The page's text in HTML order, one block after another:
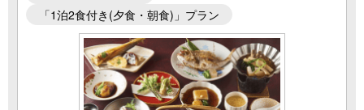
「1泊2食付き(夕食・朝食)」プラン